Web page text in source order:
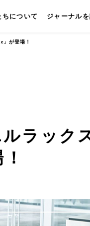
ちについて ジャーナル
が登場！
ラック